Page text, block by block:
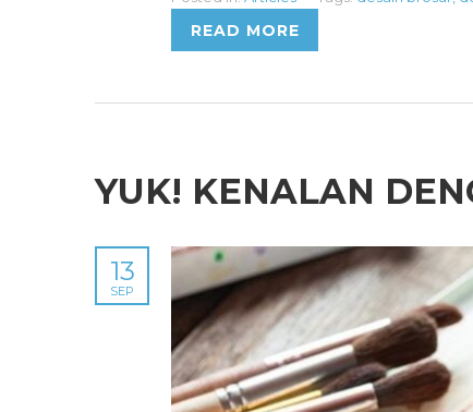
READ MORE
YUK! KENALAN
13
SEP